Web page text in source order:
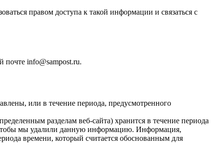
правом доступа к такой информации и связаться с
почте info@sampost.ru.
или в течение периода, предусмотренного
разделам веб-сайта) хранится в течение периода
чтобы мы удалили данную информацию. Информация,
времени, который считается обоснованным для